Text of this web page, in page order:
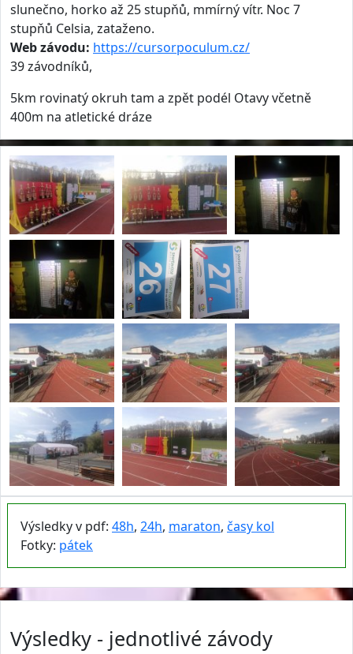
slunečno, horko až 25 stupňů, mmírný vítr. Noc 7
stupňů Celsia, zataženo.
Web závodu: https://cursorpoculum.cz/
39 závodníků,
5km rovinatý okruh tam a zpět podél Otavy včetně
400m na atletické dráze
Výsledky v pdf: 48h, 24h, maraton, časy kol
Fotky: pátek
Výsledky - jednotlivé závody